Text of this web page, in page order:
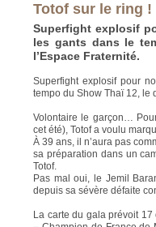
Totof sur le ring !
Superfight explosif
les gants dans le
l’Espace Fraternité.
Superfight explosif pour
tempo du Show Thaï 12, le
Volontaire le garçon…
cet été), Totof a voulu
À 39 ans, il n’aura pas
sa préparation dans un
Totof.
Pas mal oui, le Jemil
depuis sa sévère défaite
La carte du gala prévoit